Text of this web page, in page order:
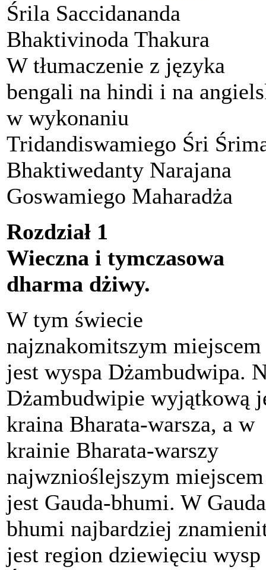
Śrila Saccidananda
Bhaktivinoda Thakura
W tłumaczenie z języka
bengali na hindi i na
w wykonaniu
Tridandiswamiego Śri
Bhaktiwedanty Narajana
Goswamiego Maharadża
Rozdział 1
Wieczna i tymczasowa
dharma dżiwy.
W tym świecie
najznakomitszym miejscem
jest wyspa Dżambudwipa.
Dżambudwipie wyjątkową
kraina Bharata-warsza, a w
krainie Bharata-warszy
najwznioślejszym miejscem
jest Gauda-bhumi. W
bhumi najbardziej
jest region dziewięciu wysp